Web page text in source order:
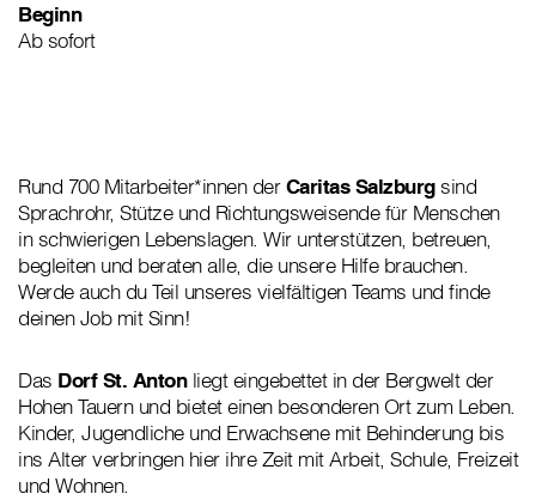
Beginn
Ab sofort
Rund 700 Mitarbeiter*innen derCaritas Salzburgsind
Sprachrohr, Stütze und Richtungsweisende für Menschen
in schwierigen Lebenslagen. Wir unterstützen, betreuen,
begleiten und beraten alle, die unsere Hilfe brauchen.
Werde auch du Teil unseres vielfältigen Teams und finde
deinen Job mit Sinn!
Das Dorf St. Antonliegt eingebettet in der Bergwelt der
Hohen Tauern und bietet einen besonderen Ort zum Leben.
Kinder, Jugendliche und Erwachsene mit Behinderung bis
ins Alter verbringen hier ihre Zeit mit Arbeit, Schule, Freizeit
und Wohnen.